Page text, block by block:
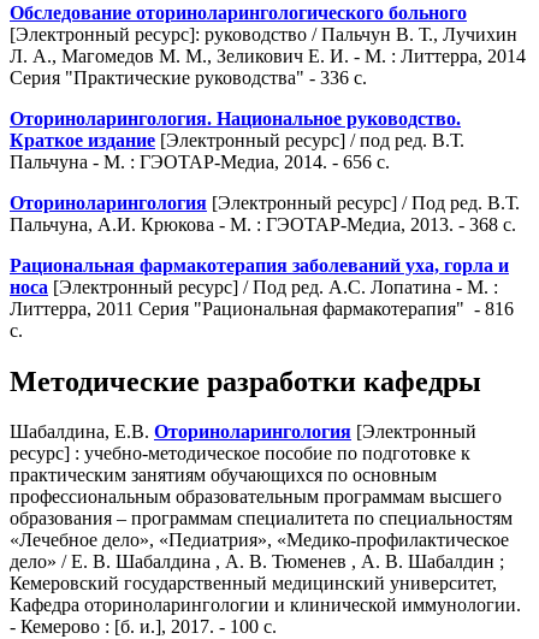
Обследование оториноларингологического больного
[Электронный ресурс]: руководство / Пальчун В. Т., Лучихин
Л. А., Магомедов М. М., Зеликович Е. И. - М. : Литтерра, 2014
Серия "Практические руководства" - 336 с.
Оториноларингология. Национальное руководство.
Краткое издание [Электронный ресурс] / под ред. В.Т.
Пальчуна - М. : ГЭОТАР-Медиа, 2014. - 656 с.
Оториноларингология [Электронный ресурс] / Под ред. В.Т.
Пальчуна, А.И. Крюкова - М. : ГЭОТАР-Медиа, 2013. - 368 с.
Рациональная фармакотерапия заболеваний уха, горла и
носа [Электронный ресурс] / Под ред. А.С. Лопатина - М. :
Литтерра, 2011 Серия "Рациональная фармакотерапия" - 816
с.
Методические разработки кафедры
Шабалдина, Е.В. Оториноларингология [Электронный
ресурс] : учебно-методическое пособие по подготовке к
практическим занятиям обучающихся по основным
профессиональным образовательным программам высшего
образования – программам специалитета по специальностям
«Лечебное дело», «Педиатрия», «Медико-профилактическое
дело» / Е. В. Шабалдина , А. В. Тюменев , А. В. Шабалдин ;
Кемеровский государственный медицинский университет,
Кафедра оториноларингологии и клинической иммунологии.
- Кемерово : [б. и.], 2017. - 100 с.